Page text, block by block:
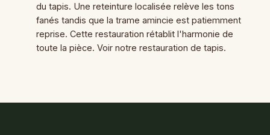
du tapis. Une reteinture localisée relève les tons
fanés tandis que la trame amincie est patiemment
reprise. Cette restauration rétablit l'harmonie de
toute la pièce. Voir notre restauration de tapis.